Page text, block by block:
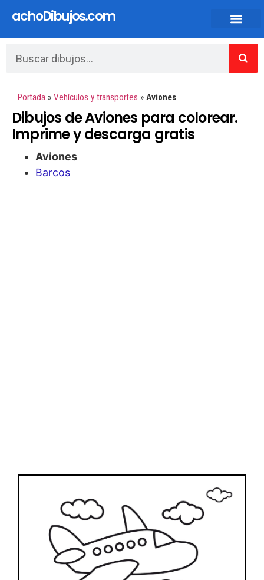
achoDibujos.com
Portada » Vehículos y transportes » Aviones
Dibujos de Aviones para colorear.
Imprime y descarga gratis
Aviones
Barcos